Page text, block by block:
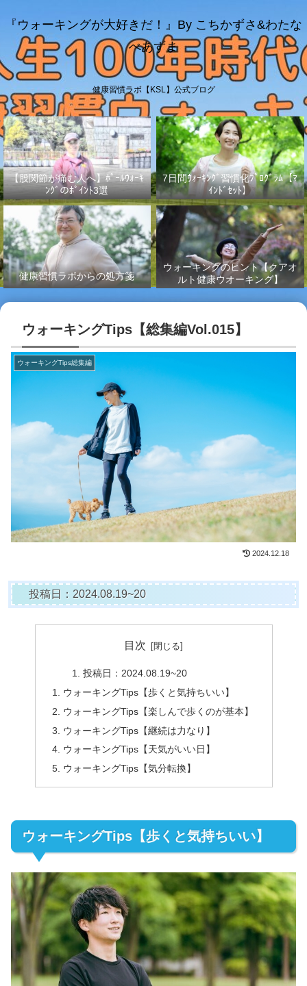
『ウォーキングが大好きだ！』By こちかずさ&わたな
べあずま
健康習慣ラボ【KSL】公式ブログ
【股関節が痛む人へ】ﾎﾟｰﾙｳｫｰｷ
ﾝｸﾞのﾎﾟｲﾝﾄ3選
7日間ｳｫｰｷﾝｸﾞ習慣化ﾌﾟﾛｸﾞﾗﾑ【ﾏ
ｲﾝﾄﾞｾｯﾄ】
健康習慣ラボからの処方箋
ウォーキングのヒント【クアオ
ルト健康ウオーキング】
No.003
ウォーキングTips【総集編Vol.015】
ウォーキングTips総集編
2024.12.18
投稿日：2024.08.19~20
目次
投稿日：2024.08.19~20
ウォーキングTips【歩くと気持ちいい】
ウォーキングTips【楽しんで歩くのが基本】
ウォーキングTips【継続は力なり】
ウォーキングTips【天気がいい日】
ウォーキングTips【気分転換】
ウォーキングTips【歩くと気持ちいい】